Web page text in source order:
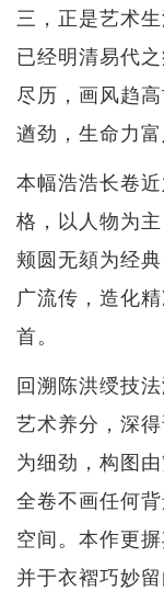
三，正是艺术
已经明清易代
尽历，画风趋
遒劲，生命力富
本幅浩浩长卷
格，以人物为
颊圆无頦为经
广流传，造化
首。
回溯陈洪绶技
艺术养分，深
为细劲，构图
全卷不画任何
空间。本作更
并于衣褶巧妙